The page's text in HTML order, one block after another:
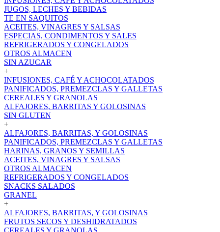
JUGOS, LECHES Y BEBIDAS
TE EN SAQUITOS
ACEITES, VINAGRES Y SALSAS
ESPECIAS, CONDIMENTOS Y SALES
REFRIGERADOS Y CONGELADOS
OTROS ALMACEN
SIN AZUCAR
+
INFUSIONES, CAFÉ Y ACHOCOLATADOS
PANIFICADOS, PREMEZCLAS Y GALLETAS
CEREALES Y GRANOLAS
ALFAJORES, BARRITAS Y GOLOSINAS
SIN GLUTEN
+
ALFAJORES, BARRITAS, Y GOLOSINAS
PANIFICADOS, PREMEZCLAS Y GALLETAS
HARINAS, GRANOS Y SEMILLAS
ACEITES, VINAGRES Y SALSAS
OTROS ALMACEN
REFRIGERADOS Y CONGELADOS
SNACKS SALADOS
GRANEL
+
ALFAJORES, BARRITAS, Y GOLOSINAS
FRUTOS SECOS Y DESHIDRATADOS
CEREALES Y GRANOLAS